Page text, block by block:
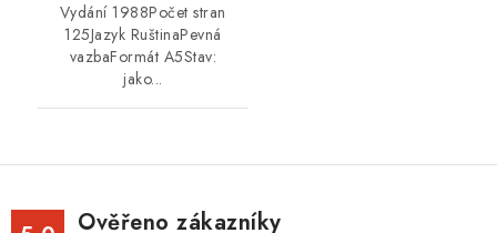
Vydání 1988Počet stran
125Jazyk RuštinaPevná
vazbaFormát A5Stav:
jako...
Ověřeno zákazníky